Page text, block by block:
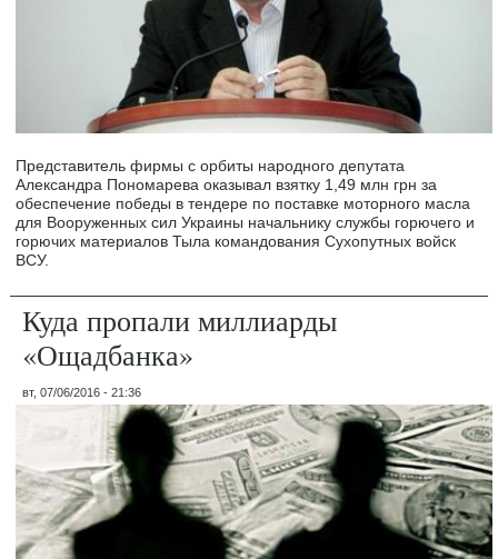
Представитель фирмы с орбиты народного депутата
Александра Пономарева оказывал взятку 1,49 млн грн за
обеспечение победы в тендере по поставке моторного масла
для Вооруженных сил Украины начальнику службы горючего и
горючих материалов Тыла командования Сухопутных войск
ВСУ.
Куда пропали миллиарды
«Ощадбанка»
вт, 07/06/2016 - 21:36